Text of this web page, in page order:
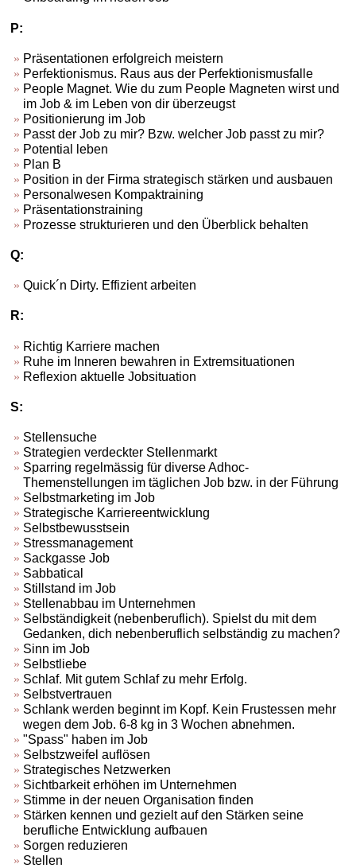
P:
Präsentationen erfolgreich meistern
Perfektionismus. Raus aus der Perfektionismusfalle
People Magnet. Wie du zum People Magneten wirst und
im Job & im Leben von dir überzeugst
Positionierung im Job
Passt der Job zu mir? Bzw. welcher Job passt zu mir?
Potential leben
Plan B
Position in der Firma strategisch stärken und ausbauen
Personalwesen Kompaktraining
Präsentationstraining
Prozesse strukturieren und den Überblick behalten
Q:
Quick´n Dirty. Effizient arbeiten
R:
Richtig Karriere machen
Ruhe im Inneren bewahren in Extremsituationen
Reflexion aktuelle Jobsituation
S:
Stellensuche
Strategien verdeckter Stellenmarkt
Sparring regelmässig für diverse Adhoc-
Themenstellungen im täglichen Job bzw. in der Führung
Selbstmarketing im Job
Strategische Karriereentwicklung
Selbstbewusstsein
Stressmanagement
Sackgasse Job
Sabbatical
Stillstand im Job
Stellenabbau im Unternehmen
Selbständigkeit (nebenberuflich). Spielst du mit dem
Gedanken, dich nebenberuflich selbständig zu machen?
Sinn im Job
Selbstliebe
Schlaf. Mit gutem Schlaf zu mehr Erfolg.
Selbstvertrauen
Schlank werden beginnt im Kopf. Kein Frustessen mehr
wegen dem Job. 6-8 kg in 3 Wochen abnehmen.
"Spass" haben im Job
Selbstzweifel auflösen
Strategisches Netzwerken
Sichtbarkeit erhöhen im Unternehmen
Stimme in der neuen Organisation finden
Stärken kennen und gezielt auf den Stärken seine
berufliche Entwicklung aufbauen
Sorgen reduzieren
Stellen